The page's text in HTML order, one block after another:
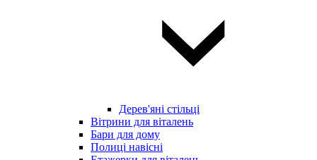
Дерев'яні стільці
Вітрини для віталень
Бари для дому
Полиці навісні